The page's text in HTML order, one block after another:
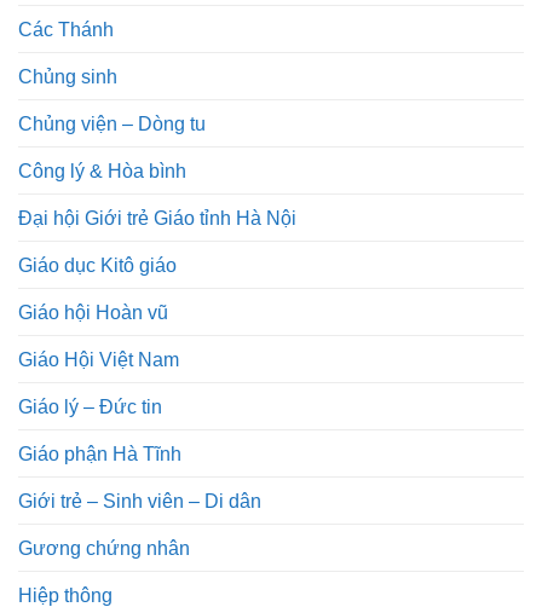
Các Thánh
Chủng sinh
Chủng viện – Dòng tu
Công lý & Hòa bình
Đại hội Giới trẻ Giáo tỉnh Hà Nội
Giáo dục Kitô giáo
Giáo hội Hoàn vũ
Giáo Hội Việt Nam
Giáo lý – Đức tin
Giáo phận Hà Tĩnh
Giới trẻ – Sinh viên – Di dân
Gương chứng nhân
Hiệp thông